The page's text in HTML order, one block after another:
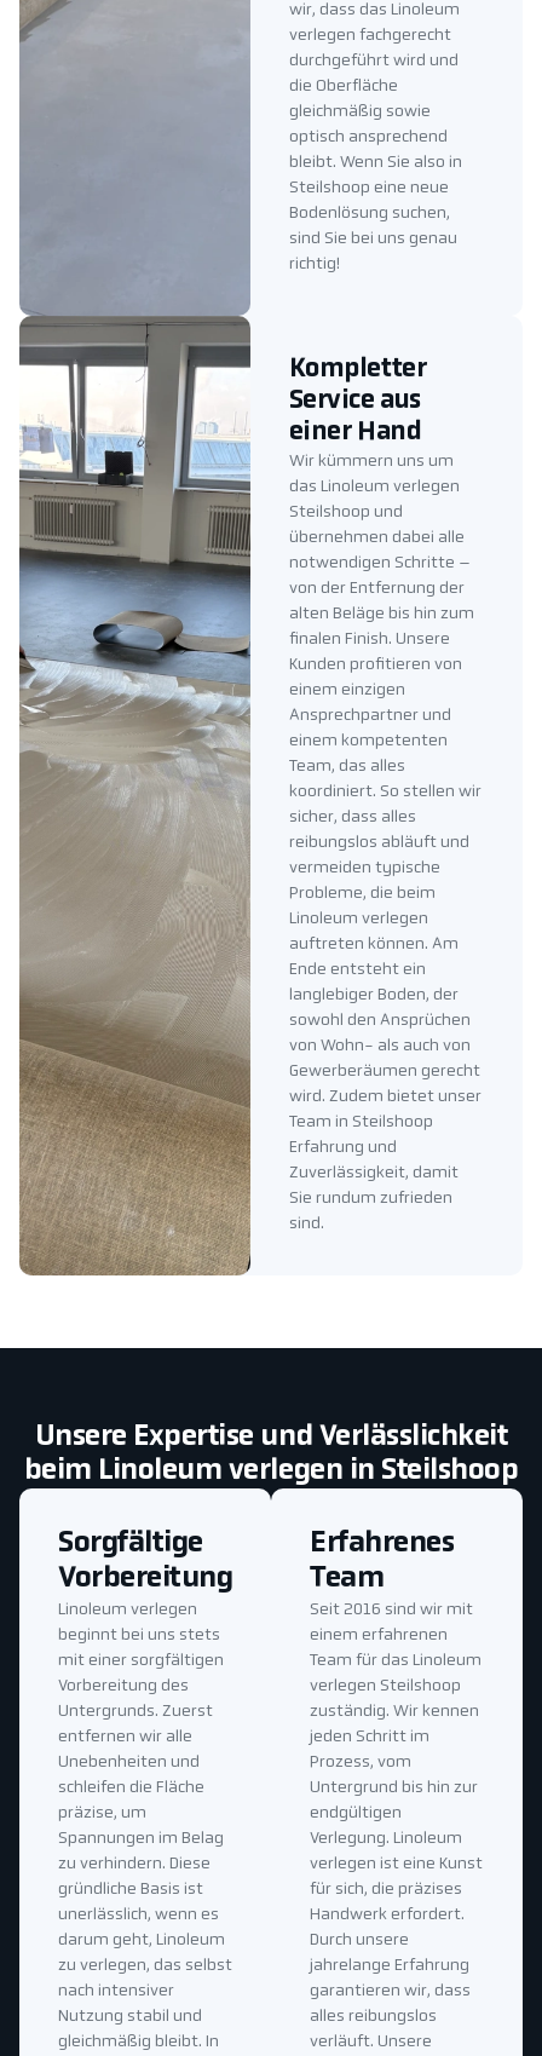
wir, dass das Linoleum
verlegen fachgerecht
durchgeführt wird und
die Oberfläche
gleichmäßig sowie
optisch ansprechend
bleibt. Wenn Sie also in
Steilshoop eine neue
Bodenlösung suchen,
sind Sie bei uns genau
richtig!
Kompletter
Service aus
einer Hand
Wir kümmern uns um
das Linoleum verlegen
Steilshoop und
übernehmen dabei alle
notwendigen Schritte –
von der Entfernung der
alten Beläge bis hin zum
finalen Finish. Unsere
Kunden profitieren von
einem einzigen
Ansprechpartner und
einem kompetenten
Team, das alles
koordiniert. So stellen wir
sicher, dass alles
reibungslos abläuft und
vermeiden typische
Probleme, die beim
Linoleum verlegen
auftreten können. Am
Ende entsteht ein
langlebiger Boden, der
sowohl den Ansprüchen
von Wohn- als auch von
Gewerberäumen gerecht
wird. Zudem bietet unser
Team in Steilshoop
Erfahrung und
Zuverlässigkeit, damit
Sie rundum zufrieden
sind.
Unsere Expertise und Verlässlichkeit
beim Linoleum verlegen in Steilshoop
Erfahrenes
Team
Seit 2016 sind wir mit
einem erfahrenen
Team für das Linoleum
verlegen Steilshoop
zuständig. Wir kennen
jeden Schritt im
Prozess, vom
Untergrund bis hin zur
endgültigen
Verlegung. Linoleum
verlegen ist eine Kunst
für sich, die präzises
Handwerk erfordert.
Durch unsere
jahrelange Erfahrung
garantieren wir, dass
alles reibungslos
verläuft. Unsere
Sorgfältige
Vorbereitung
Linoleum verlegen
beginnt bei uns stets
mit einer sorgfältigen
Vorbereitung des
Untergrunds. Zuerst
entfernen wir alle
Unebenheiten und
schleifen die Fläche
präzise, um
Spannungen im Belag
zu verhindern. Diese
gründliche Basis ist
unerlässlich, wenn es
darum geht, Linoleum
zu verlegen, das selbst
nach intensiver
Nutzung stabil und
gleichmäßig bleibt. In